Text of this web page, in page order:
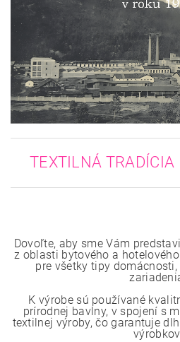
TEXTILNÁ TRADÍCIA
Dovoľte, aby sme Vám
z oblasti bytového a
pre všetky tipy
K výrobe sú používané
prírodnej bavlny, v spojení s
textilnej výroby, čo garantuje